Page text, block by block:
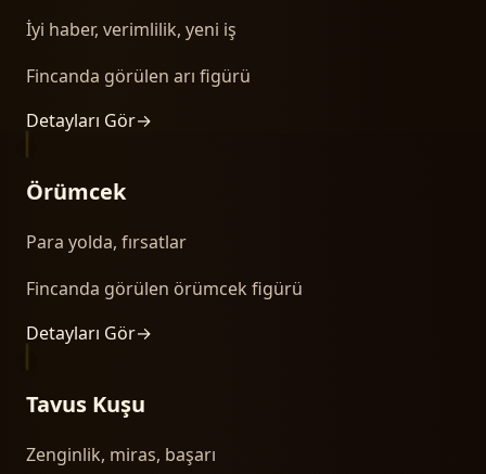
İyi haber, verimlilik, yeni iş
Fincanda görülen arı figürü
Detayları Gör→
Örümcek
Para yolda, fırsatlar
Fincanda görülen örümcek figürü
Detayları Gör→
Tavus Kuşu
Zenginlik, miras, başarı